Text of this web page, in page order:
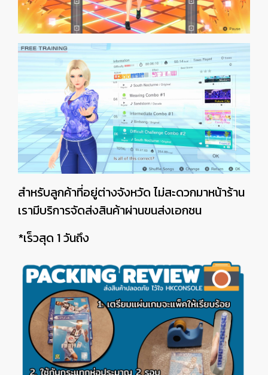
สำหรับลูกค้าที่อยู่ต่างจังหวัด ไม่สะดวกมาหน้าร้าน
เรามีบริการจัดส่งสินค้าผ่านขนส่งเอกชน
*เร็วสุด 1 วันถึง